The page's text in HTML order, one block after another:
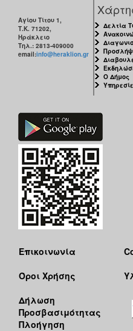
Αγίου Τίτου 1,
Τ.Κ. 71202,
Ηράκλειο
Τηλ.: 2813-409000
email:info@heraklion.gr
Δελτία
Ο Δήμος
Επικοινωνία
Όροι Χρήσης
Δήλωση
Προσβασιμότητας
Πλοήγηση